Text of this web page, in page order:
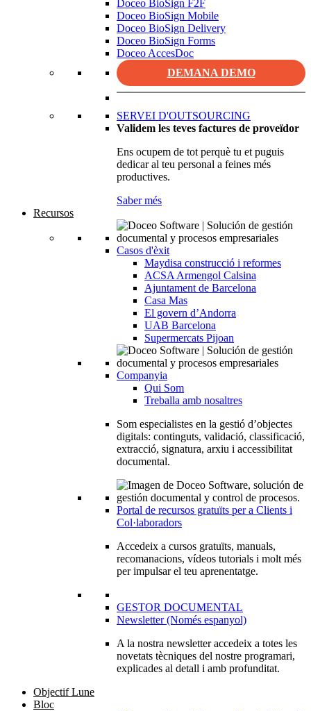
Doceo BioSign F2F
Doceo BioSign Mobile
Doceo BioSign Delivery
Doceo BioSign Forms
Doceo AccesDoc
DEMANA DEMO
SERVEI D'OUTSOURCING
Validem les teves factures de proveïdor
Ens ocupem de tot perquè tu et puguis
dedicar al teu personal a feines més
productives.
Saber més
Recursos
Casos d'èxit
Maydisa construcció i reformes
ACSA Armengol Calsina
Ajuntament de Barcelona
Casa Mas
El govern d’Andorra
UAB Barcelona
Supermercats Pijoan
Companyia
Qui Som
Treballa amb nosaltres
Som especialistes en la gestió d’objectes
digitals: continguts, validació, classificació,
extracció, signatura, arxiu i accessibilitat
documental.
Portal de recursos gratuïts per a Clients i
Col·laboradors
Accedeix a cursos gratuïts, manuals,
recomanacions, vídeos tutorials i molt més
per impulsar el teu aprenentatge.
GESTOR DOCUMENTAL
Newsletter (Només espanyol)
A la nostra newsletter accedeix a totes les
novetats tècniques del nostre programari,
explicades al detall i amb profunditat.
Objectif Lune
Bloc